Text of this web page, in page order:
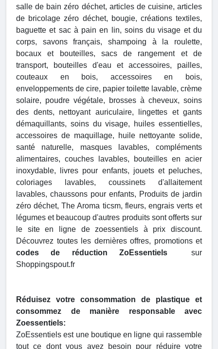
salle de bain zéro déchet, articles de cuisine, articles
de bricolage zéro déchet, bougie, créations textiles,
baguette et sac à pain en lin, soins du visage et du
corps, savons français, shampoing à la roulette,
bocaux et bouteilles, sacs de rangement et de
transport, bouteilles d'eau et accessoires, pailles,
couteaux en bois, accessoires en bois,
enveloppements de cire, papier toilette lavable, crème
solaire, poudre végétale, brosses à cheveux, soins
des dents, nettoyant auriculaire, lingettes et gants
démaquillants, soins du visage, huiles essentielles,
accessoires de maquillage, huile nettoyante solide,
santé naturelle, masques lavables, compléments
alimentaires, couches lavables, bouteilles en acier
inoxydable, livres pour enfants, jouets et peluches,
coloriages lavables, coussinets d'allaitement
lavables, chaussons pour enfants, Produits de jardin
zéro déchet, The Aroma ticsm, fleurs, engrais verts et
légumes et beaucoup d'autres produits sont offerts sur
le site en ligne de zoessentiels à prix discount.
Découvrez toutes les dernières offres, promotions et
codes de réduction ZoEssentiels
sur
Shoppingspout.fr
Réduisez votre consommation de plastique et
consommez de manière responsable avec
Zoessentiels:
ZoEssentiels est une boutique en ligne qui rassemble
tout ce dont vous avez besoin pour réduire votre